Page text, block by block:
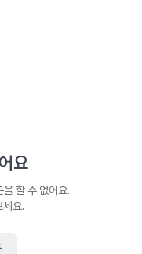
요
할 수 없어요.
세요.